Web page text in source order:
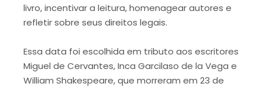
livro, incentivar a leitura, homenagear autores e
refletir sobre seus direitos legais.
Essa data foi escolhida em tributo aos escritores
Miguel de Cervantes, Inca Garcilaso de la Vega e
William Shakespeare, que morreram em 23 de